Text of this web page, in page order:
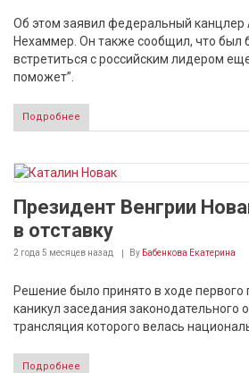
Об этом заявил федеральный канцлер
Нехаммер. Он также сообщил, что был
встретиться с российским лидером
поможет”.
Подробнее
Президент Венгрии
в отставку
2 года 5 месяцев назад By Бабенкова Екатерина
Решение было принято в ходе первого
каникул заседания законодательного
трансляция которого велась
Подробнее